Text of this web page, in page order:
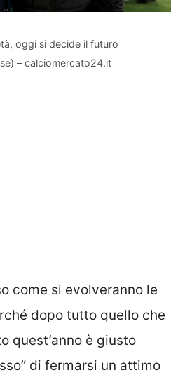
oggi si decide il futuro
– calciomercato24.it
come si evolveranno le
dopo tutto quello che
quest’anno è giusto
di fermarsi un attimo